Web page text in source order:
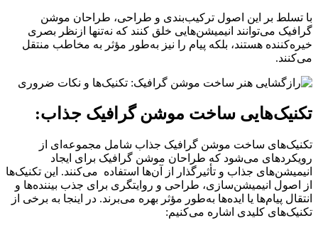
با تسلط بر این اصول ترکیب‌بندی و طراحی، طراحان موشن
گرافیک می‌توانند انیمیشن‌هایی خلق کنند که نه‌تنها ازنظر بصری
خیره‌کننده هستند، بلکه پیام را نیز به‌طور مؤثر به مخاطب منتقل
می‌کنند.
تکنیک‌هایی ساخت موشن گرافیک جذاب:
تکنیک‌های ساخت موشن گرافیک جذاب شامل مجموعه‌ای از
رویکردهای می‌شود که طراحان موشن گرافیک برای ایجاد
انیمیشن‌های جذاب و تأثیرگذار از آن‌ها استفاده می‌کنند. این تکنیک‌ها
از اصول انیمیشن‌سازی، طراحی و روایتگری برای جذب بیننده‌ها و
انتقال پیام‌ها یا ایده‌ها به‌طور مؤثر بهره می‌برند. در اینجا به برخی از
تکنیک‌های کلیدی اشاره می‌کنیم: